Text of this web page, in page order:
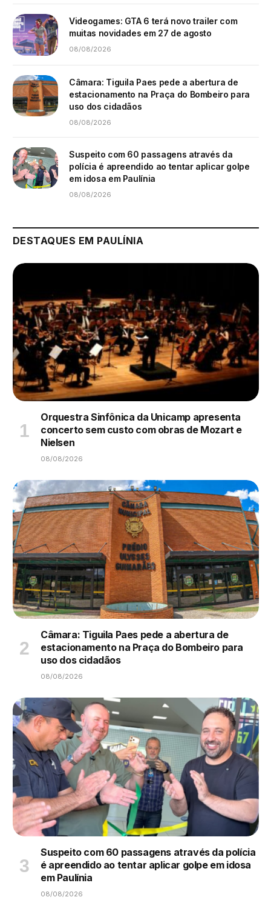
Videogames: GTA 6 terá novo trailer com
muitas novidades em 27 de agosto
08/08/2026
Câmara: Tiguila Paes pede a abertura de
estacionamento na Praça do Bombeiro para
uso dos cidadãos
08/08/2026
Suspeito com 60 passagens através da
polícia é apreendido ao tentar aplicar golpe
em idosa em Paulínia
08/08/2026
DESTAQUES EM PAULÍNIA
Orquestra Sinfônica da Unicamp apresenta
concerto sem custo com obras de Mozart e
Nielsen
08/08/2026
Câmara: Tiguila Paes pede a abertura de
estacionamento na Praça do Bombeiro para
uso dos cidadãos
08/08/2026
Suspeito com 60 passagens através da polícia
é apreendido ao tentar aplicar golpe em idosa
em Paulínia
08/08/2026